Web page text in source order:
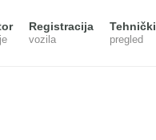
Registracija
vozila
Tehnički
pregled